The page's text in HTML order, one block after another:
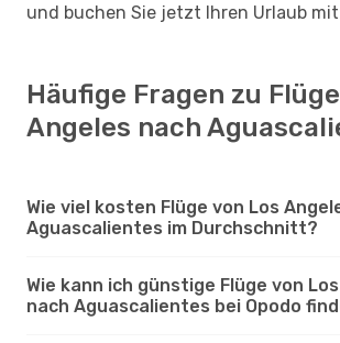
und buchen Sie jetzt Ihren Urlaub
Häufige Fragen zu
Angeles nach
Wie viel kosten Flüge von Los
Aguascalientes im Durchschnitt?
Wie kann ich günstige Flüge von
nach Aguascalientes bei Opodo